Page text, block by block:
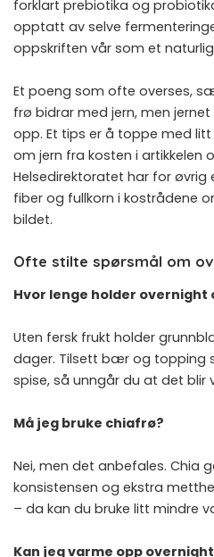
forklart prebiotika og
opptatt av selve
oppskriften vår som et
Et poeng som ofte overses,
frø bidrar med jern, men
opp. Et tips er å toppe med
om jern fra kosten i artikkelen
Helsedirektoratet har for øvrig
fiber og fullkorn i kostrådene
bildet.
Ofte stilte spørsmål om
Hvor lenge holder overnight
Uten fersk frukt holder
dager. Tilsett bær og topping
spise, så unngår du at det blir
Må jeg bruke chiafrø?
Nei, men det anbefales. Chia
konsistensen og ekstra
– da kan du bruke litt mindre
Kan jeg varme opp